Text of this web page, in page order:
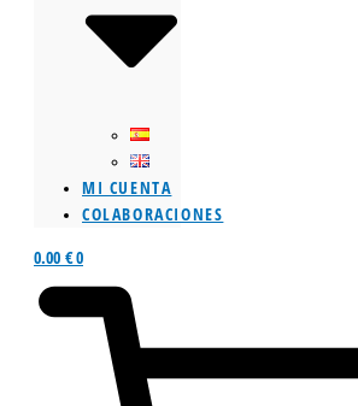
MI CUENTA
COLABORACIONES
0.00 €0